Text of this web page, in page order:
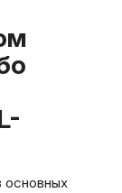
основных